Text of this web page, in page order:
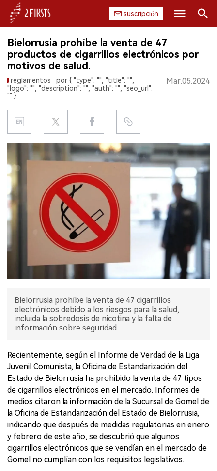
suscripción
INICIO
EMPRESA
PRODUCTO
REGULACIÓN
CHINA
DATOS
EXPOSICIÓN
ENTREVISTA
Bielorrusia prohíbe la venta de 47
productos de cigarrillos electrónicos por
motivos de salud.
reglamentos
por { "type": "", "title": "",
"logo": "", "description": "", "auth": "", "seo_url":
"" }
Mar.05.2024
Bielorrusia prohíbe la venta de 47 cigarrillos
electrónicos debido a los riesgos para la salud,
incluida la sobredosis de nicotina y la falta de
información sobre seguridad.
Recientemente, según el Informe de Verdad de la Liga
Juvenil Comunista, la Oficina de Estandarización del
Estado de Bielorrusia ha prohibido la venta de 47 tipos
de cigarrillos electrónicos en el mercado. Informes de
medios citaron la información de la Sucursal de Gomel de
la Oficina de Estandarización del Estado de Bielorrusia,
indicando que después de medidas regulatorias en enero
y febrero de este año, se descubrió que algunos
cigarrillos electrónicos que se vendían en el mercado de
Gomel no cumplían con los requisitos legislativos.